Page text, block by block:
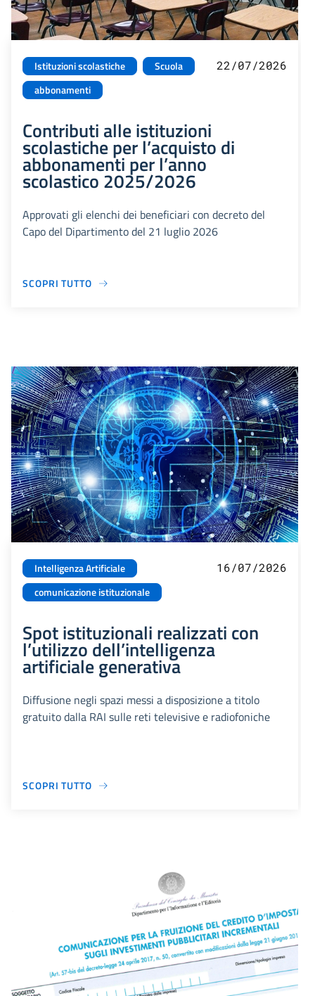
Istituzioni scolastiche
Scuola
abbonamenti
22/07/2026
Contributi alle istituzioni
scolastiche per l’acquisto di
abbonamenti per l’anno
scolastico 2025/2026
Approvati gli elenchi dei beneficiari con decreto del
Capo del Dipartimento del 21 luglio 2026
SCOPRI TUTTO
Intelligenza Artificiale
comunicazione istituzionale
16/07/2026
Spot istituzionali realizzati con
l’utilizzo dell’intelligenza
artificiale generativa
Diffusione negli spazi messi a disposizione a titolo
gratuito dalla RAI sulle reti televisive e radiofoniche
SCOPRI TUTTO